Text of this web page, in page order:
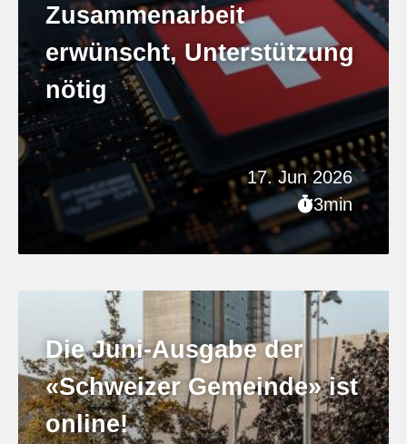
17. Jun 2026
3min
Zusammenarbeit
erwünscht, Unterstützung
nötig
Die Juni-Ausgabe der
«Schweizer Gemeinde» ist
online!